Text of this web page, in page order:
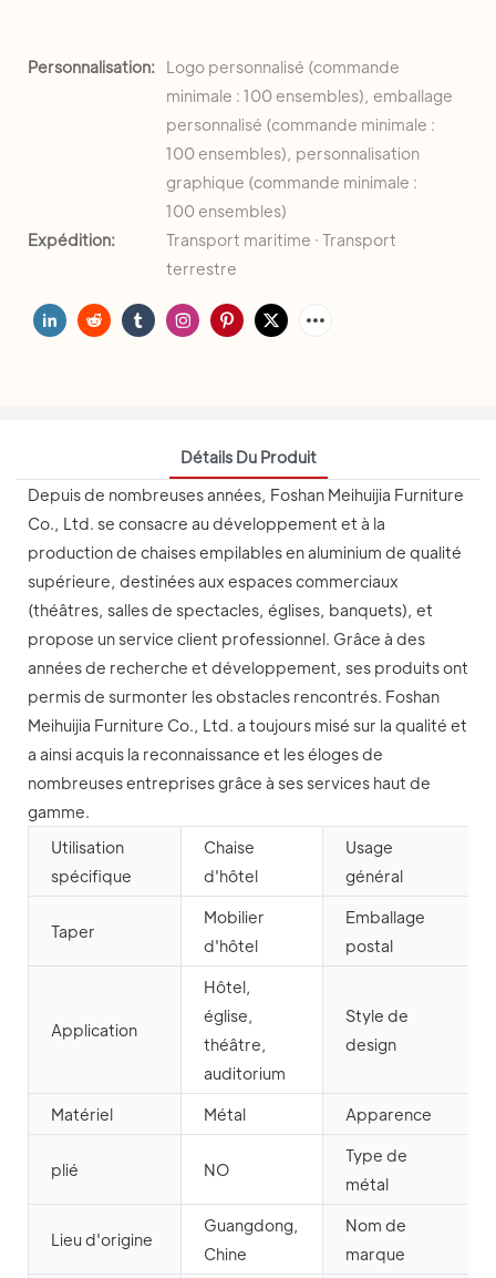
Personnalisation:
Logo personnalisé (commande
minimale : 100 ensembles), emballage
personnalisé (commande minimale :
100 ensembles), personnalisation
graphique (commande minimale :
100 ensembles)
Expédition:
Transport maritime · Transport
terrestre
Détails Du Produit
Depuis de nombreuses années, Foshan Meihuijia Furniture
Co., Ltd. se consacre au développement et à la
production de chaises empilables en aluminium de qualité
supérieure, destinées aux espaces commerciaux
(théâtres, salles de spectacles, églises, banquets), et
propose un service client professionnel. Grâce à des
années de recherche et développement, ses produits ont
permis de surmonter les obstacles rencontrés. Foshan
Meihuijia Furniture Co., Ltd. a toujours misé sur la qualité et
a ainsi acquis la reconnaissance et les éloges de
nombreuses entreprises grâce à ses services haut de
gamme.
Utilisation
spécifique
Chaise
d'hôtel
Usage
général
Taper
Mobilier
d'hôtel
Emballage
postal
Application
Hôtel,
église,
théâtre,
auditorium
Style de
design
Matériel Métal Apparence
plié NO
Type de
métal
Lieu d'origine
Guangdong,
Chine
Nom de
marque